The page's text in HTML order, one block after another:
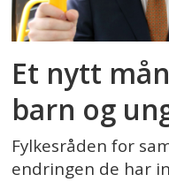
Et nytt
barn og
Fylkesråden for
endringen de har